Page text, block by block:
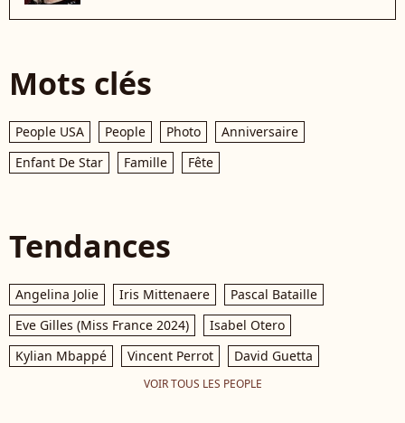
Mots clés
People USA People Photo
Anniversaire
Enfant De Star
Famille Fête
Tendances
Angelina Jolie Iris Mittenaere
Pascal Bataille
Eve Gilles (Miss France 2024)
Isabel Otero
Kylian Mbappé
Vincent Perrot David Guetta
VOIR TOUS LES PEOPLE